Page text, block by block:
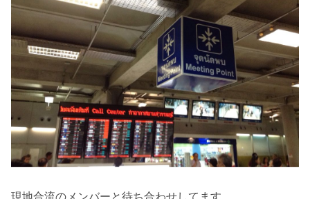
現地合流のメンバーと待ち合わせしてます。